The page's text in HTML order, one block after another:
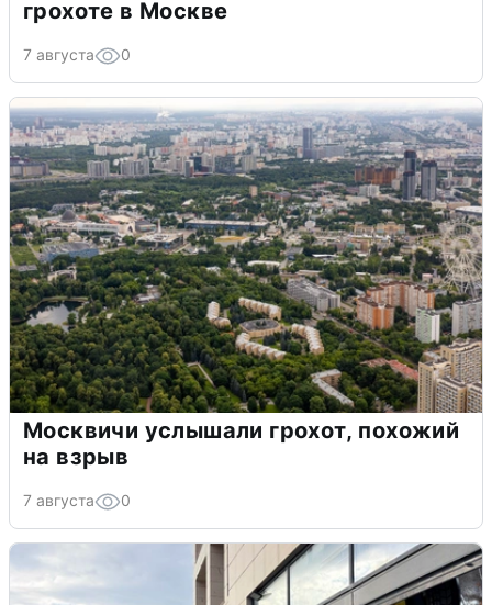
грохоте в Москве
7 августа 0
Москвичи услышали грохот, похожий
на взрыв
7 августа 0